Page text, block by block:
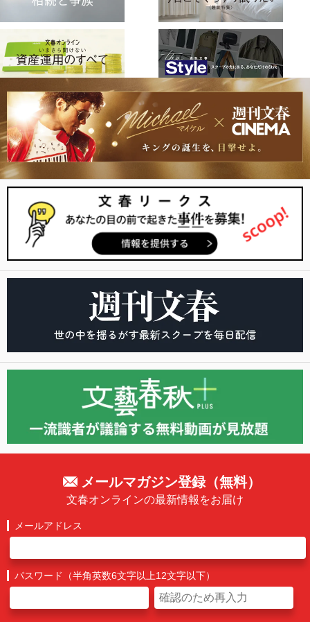
メールマガジン登録（無料）
文春オンラインの最新情報をお届け
メールアドレス
パスワード（半角英数6文字以上12文字以下）